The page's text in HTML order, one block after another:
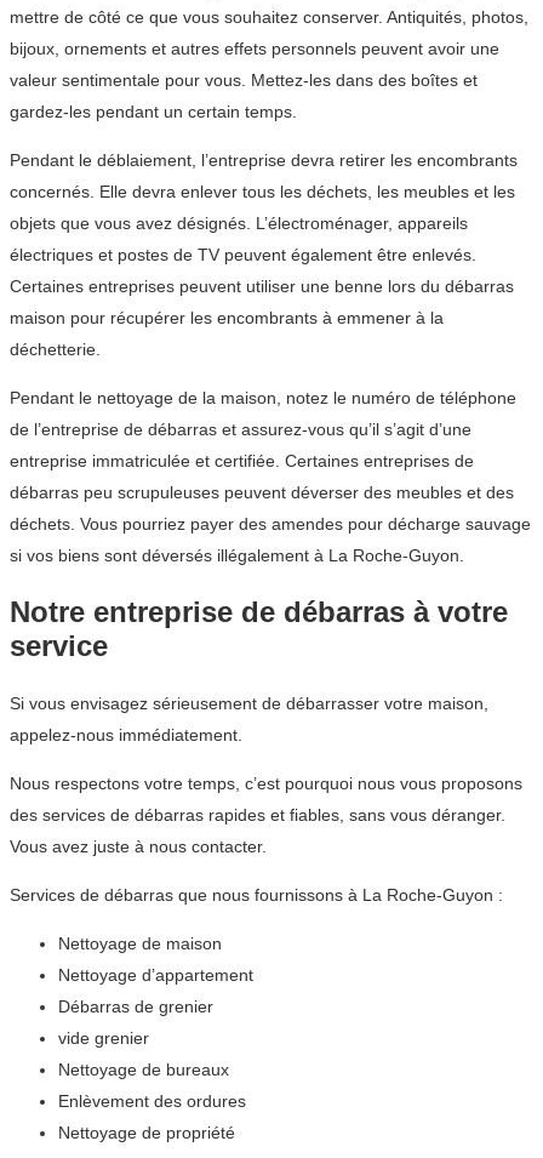
mettre de côté ce que vous souhaitez conserver. Antiquités, photos,
bijoux, ornements et autres effets personnels peuvent avoir une
valeur sentimentale pour vous. Mettez-les dans des boîtes et
gardez-les pendant un certain temps.
Pendant le déblaiement, l’entreprise devra retirer les encombrants
concernés. Elle devra enlever tous les déchets, les meubles et les
objets que vous avez désignés. L’électroménager, appareils
électriques et postes de TV peuvent également être enlevés.
Certaines entreprises peuvent utiliser une benne lors du débarras
maison pour récupérer les encombrants à emmener à la
déchetterie.
Pendant le nettoyage de la maison, notez le numéro de téléphone
de l’entreprise de débarras et assurez-vous qu’il s’agit d’une
entreprise immatriculée et certifiée. Certaines entreprises de
débarras peu scrupuleuses peuvent déverser des meubles et des
déchets. Vous pourriez payer des amendes pour décharge sauvage
si vos biens sont déversés illégalement à La Roche-Guyon.
Notre entreprise de débarras à votre
service
Si vous envisagez sérieusement de débarrasser votre maison,
appelez-nous immédiatement.
Nous respectons votre temps, c’est pourquoi nous vous proposons
des services de débarras rapides et fiables, sans vous déranger.
Vous avez juste à nous contacter.
Services de débarras que nous fournissons à La Roche-Guyon :
Nettoyage de maison
Nettoyage d’appartement
Débarras de grenier
vide grenier
Nettoyage de bureaux
Enlèvement des ordures
Nettoyage de propriété